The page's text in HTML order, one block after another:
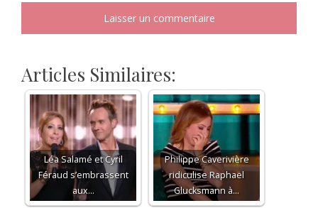
Articles Similaires:
Léa Salamé et Cyril
Féraud s’embrassent
aux…
Philippe Caverivière
ridiculise Raphaël
Glucksmann à…